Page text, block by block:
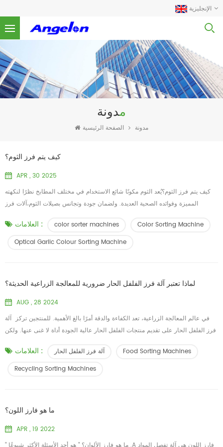
الإنجليزية
مدونة
الصفحة الرئيسية مدونة
كيف يتم فرز الثوم؟
APR , 30 2025
كيف يتم فرز الثوم؟يُعد الثوم مكونًا شائع الاستخدام في مختلف المطابخ نظرًا لنكهته
المميزة وفوائده الصحية العديدة. ولضمان جودة وتجانس بصيلات الثوم،آلات فرز
مصمم لفصل بصيلات الثوم حسب لونها ومظهرها. تستخدم الآلة مزيجًا من التصوير
الرقمي وأجهزة الاستشعار وخوارزميات الكمبيوتر لتحليل كل بصل ثوم بسرعة وتصنيفه
العلامات : color sorter machines
Color Sorting Machine
Optical Garlic Colour Sorting Machine
لماذا تعتبر آلة فرز الفلفل الحار ضرورية للمعالجة الزراعية الحديثة؟
AUG , 28 2024
في عالم المعالجة الزراعية، تعد الكفاءة والدقة أمرًا بالغ الأهمية. للمنتجين تركز آلة
فرز الفلفل الحار على تقديم منتجات الفلفل الحار عالية الجودة أداة لا غنى عنها. ولكن
الفلفل الحار مهمة معقدة تتطلب اهتمامًا دقيقًا بالتفاصيل. يجب أن يكون كل الفلفل
العلامات : آلة فرز الفلفل الحار
Food Sorting Machines
Recycling Sorting Machines
ما هو فارز اللون؟
APR , 19 2022
" ما هو فارز الألوان؟ " هو أحد الأسئلة الأكثر شيوعًا .A فارز اللون هي آلة تفصل المواد